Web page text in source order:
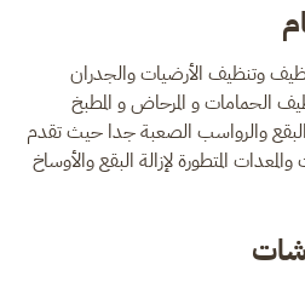
وتنظيف الأرضيات والجدران
الحمامات و المرحاض و المطبخ
والرواسب الصعبة جدا حيث تقدم
المتطورة لإزالة البقع والأوساخ